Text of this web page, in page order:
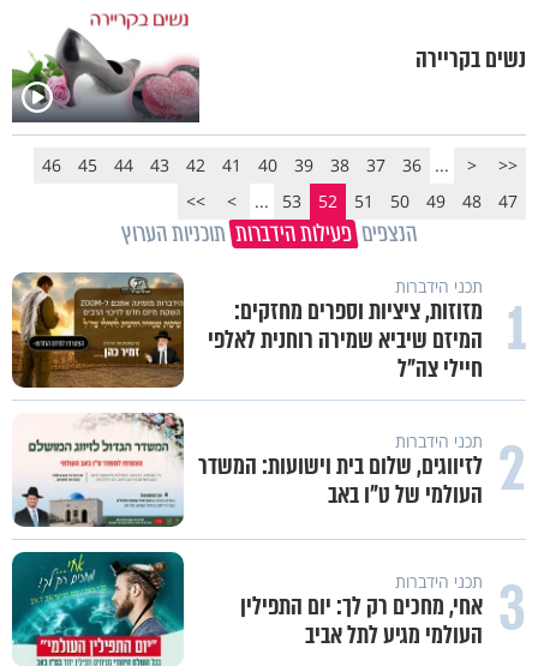
נשים בקריירה
<<
<
...
36
37
38
39
40
41
42
43
44
45
46
47
48
49
50
51
52
53
...
>
>>
הנצפים פעילות הידברות תוכניות הערוץ
1 תכני הידברות
מזוזות, ציציות וספרים מחזקים:
המיזם שיביא שמירה רוחנית לאלפי
חיילי צה"ל
2 תכני הידברות
לזיווגים, שלום בית וישועות: המשדר
העולמי של ט"ו באב
3 תכני הידברות
אחי, מחכים רק לך: יום התפילין
העולמי מגיע לתל אביב